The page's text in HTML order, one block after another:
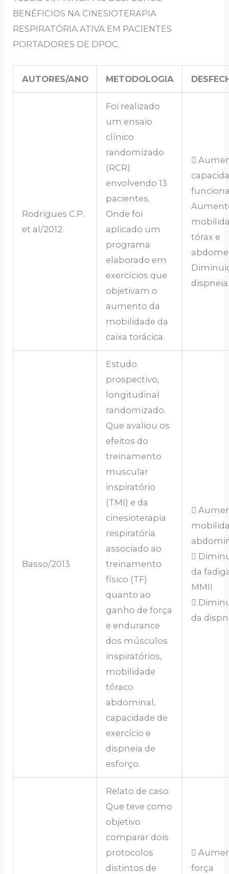
BENÉFICIOS NA CINESIOTERAPIA
RESPIRATÓRIA ATIVA EM PACIENTES
PORTADORES DE DPOC.
AUTORES/ANO METODOLOGIA
Rodrigues C.P.
et al/2012
Foi realizado
um ensaio
clínico
randomizado
(RCR)
envolvendo 13
pacientes.
Onde foi
aplicado um
programa
elaborado em
exercícios que
objetivam o
aumento da
mobilidade da
caixa torácica.

tórax e
dispneia.
Basso/2013
Estudo
prospectivo,
longitudinal
randomizado.
Que avaliou os
efeitos do
treinamento
muscular
inspiratório
(TMI) e da
cinesioterapia
respiratória
associado ao
treinamento
físico (TF)
quanto ao
ganho de força
e endurance
dos músculos
inspiratórios,
mobilidade
tóraco
abdominal,
capacidade de
exercício e
dispneia de
esforço.


da
MMII

da
Relato de caso.
Que teve como
objetivo
comparar dois
protocolos
distintos de

força